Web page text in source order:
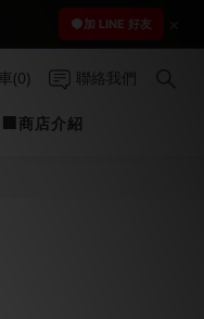
加 LINE 好友
(0) 聯絡我們
🏢商店介紹